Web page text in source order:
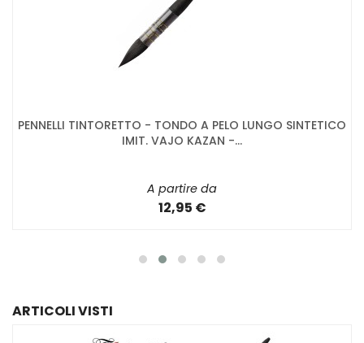
PENNELLI TINTORETTO - TONDO A PELO LUNGO SINTETICO
IMIT. VAJO KAZAN -...
A partire da
12,95 €
ARTICOLI VISTI